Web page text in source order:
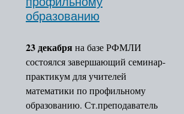
Земский
образованию
23 декабряна базе РФМЛИ
состоялся завершающий семинар-
практикум для учителей
математики по профильному
образованию. Ст.преподаватель